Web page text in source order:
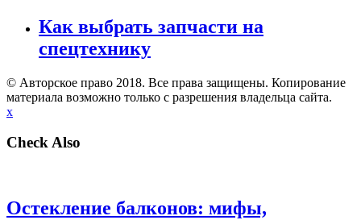
Как выбрать запчасти на
спецтехнику
© Авторское право 2018. Все права защищены. Копирование
материала возможно только с разрешения владельца сайта.
x
Check Also
Остекление балконов: мифы,